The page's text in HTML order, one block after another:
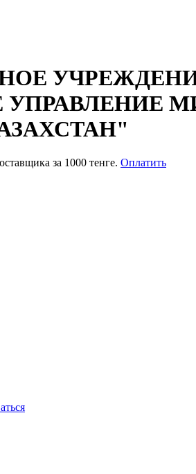
УПРАВЛЕНИЕ
за 1000 тенге. Оплатить